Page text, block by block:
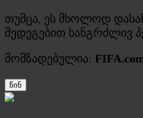
თუმცა, ეს მხოლოდ
შედეგებით ხანგრძლივ
მომზადებულია:
წინ